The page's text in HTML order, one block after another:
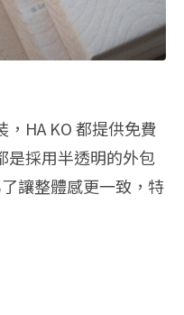
HA KO 都提供免費
是採用半透明的外包
讓整體感更一致，特